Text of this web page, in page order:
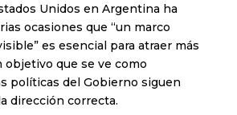
Unidos en Argentina ha
ocasiones que “un marco
es esencial para atraer más
objetivo que se ve como
políticas del Gobierno siguen
dirección correcta.